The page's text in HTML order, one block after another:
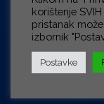
‘Ni med
velikana
Pozivnica
Petrinji
korištenje
pristanak
izbornik
Postavke